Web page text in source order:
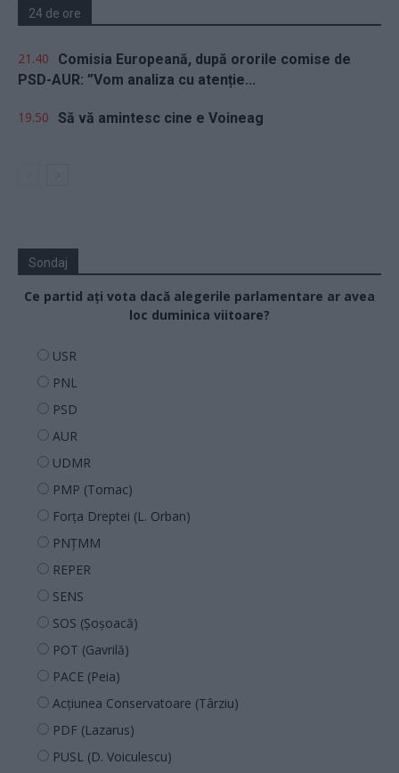
24 de ore
21.40
Comisia Europeană, după ororile comise de
PSD-AUR: ”Vom analiza cu atenție...
19.50 Să vă amintesc cine e Voineag
Sondaj
Ce partid ați vota dacă alegerile parlamentare ar avea
loc duminica viitoare?
USR
PNL
PSD
AUR
UDMR
PMP (Tomac)
Forța Dreptei (L. Orban)
PNȚMM
REPER
SENS
SOS (Șoșoacă)
POT (Gavrilă)
PACE (Peia)
Acțiunea Conservatoare (Târziu)
PDF (Lazarus)
PUSL (D. Voiculescu)